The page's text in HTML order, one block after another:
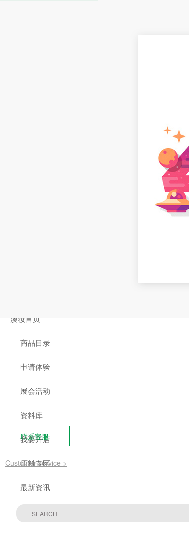
商品目录
澳妆首页
商品目录
申请体验
展会活动
资料库
我要开店
原料专区
最新资讯
联系客服
Customer service >